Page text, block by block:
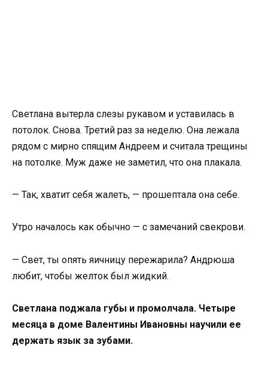
Светлана вытерла слезы рукавом и уставилась в
потолок. Снова. Третий раз за неделю. Она лежала
рядом с мирно спящим Андреем и считала трещины
на потолке. Муж даже не заметил, что она плакала.
— Так, хватит себя жалеть, — прошептала она себе.
Утро началось как обычно — с замечаний свекрови.
— Свет, ты опять яичницу пережарила? Андрюша
любит, чтобы желток был жидкий.
Светлана поджала губы и промолчала. Четыре
месяца в доме Валентины Ивановны научили ее
держать язык за зубами.